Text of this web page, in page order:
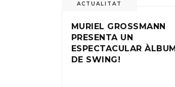
ACTUALITAT
MURIEL GROSSMANN
PRESENTA UN
ESPECTACULAR ÀLBUM
DE SWING!